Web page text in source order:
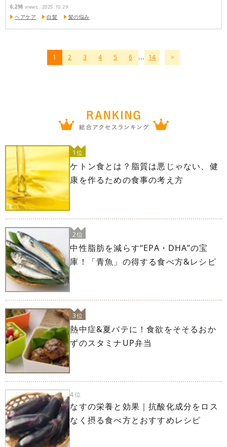
6,298 views 2025.10.29
ヘアケア 白髪 髪の悩み
1 2 3 4 5 6 ... 14
1位
ケトン食とは？脂質は悪じゃない、健
康を作るための食事の考え方
2位
中性脂肪を減らす“EPA・DHA”の宝
庫！「青魚」の得する食べ方&レシピ
3位
熱中症&夏バテに！食欲をそそるおか
ずのスタミナUP弁当
4位
なすの栄養と効果｜抗酸化成分をロス
なく摂る食べ方とおすすめレシピ